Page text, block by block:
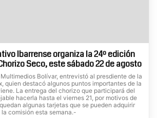
Ibarrense organiza la 24º edición
Seco, este sábado 22 de agosto
Bolívar, entrevistó al presdiente de la
quien destacó algunos puntos importantes de la
La entrega del chorizo que participará del
hacerla hasta el viernes 21, por motivos de
algunas tarjetas que se pueden adquirir
comisión esta semana.-